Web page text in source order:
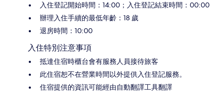
入住登記開始時間：14:00；入住登記結束時間：00:00
辦理入住手續的最低年齡：18 歲
退房時間：10:00
入住特別注意事項
抵達住宿時櫃台會有服務人員接待旅客
此住宿恕不在營業時間以外提供入住登記服務。
住宿提供的資訊可能經由自動翻譯工具翻譯